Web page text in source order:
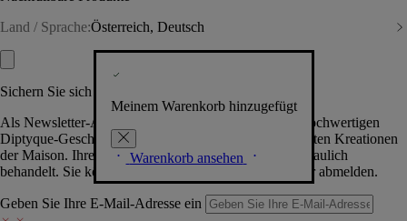
Land / Sprache:Österreich, Deutsch
Meinem Warenkorb hinzugefügt
Warenkorb ansehen
Sichern Sie sich exklusive Vorteile
Als Newsletter-Abonnent.in erhalten Sie Zugang zu hochwertigen
Diptyque-Geschenken, Events & News über die neuesten Kreationen
der Maison. Ihre Daten werden selbstverständlich vertraulich
behandelt. Sie können sich jederzeit problemlos wieder abmelden.
Geben Sie Ihre E-Mail-Adresse ein